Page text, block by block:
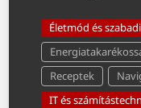
Életmód és
Receptek
IT és